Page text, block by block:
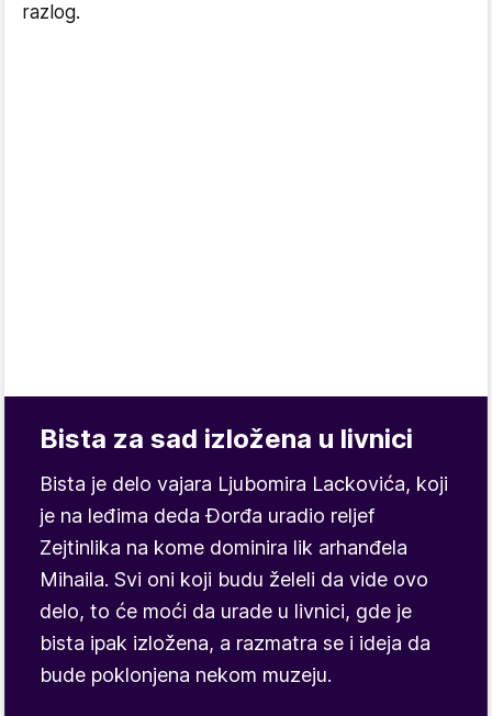
razlog.
Bista za sad izložena u livnici
Bista je delo vajara Ljubomira Lackovića, koji
je na leđima deda Đorđa uradio reljef
Zejtinlika na kome dominira lik arhanđela
Mihaila. Svi oni koji budu želeli da vide ovo
delo, to će moći da urade u livnici, gde je
bista ipak izložena, a razmatra se i ideja da
bude poklonjena nekom muzeju.